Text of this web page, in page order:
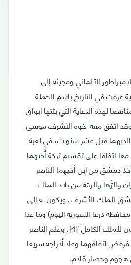
الألماني ومجيئه إلى
عرفت في التاريخ باسم الحملة
لهذه الدعاية التي بثتها أبواق
وقد اتفق معه أخوه الأشرف موسى
قبل عشر سنوات، في لعبة
معا اتفاقا على تقسيم تركة أخيهما
دمشق من ابن أخيهما الناصر
والرُّها والرقة من بلاد الملك
للملك الأشرف، ويكون له إلى
درعا السورية اليوم) وما عدا
ذلك من بلاد دمشق يكون للملك الكامل"[4]، وعلم الناصر
فرفض اتفاقهما وعاد أدراجه سريعا
وحصار قادم.